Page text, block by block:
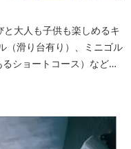
大人も子供も楽しめるキ
（滑り台有り）、ミニゴル
ショートコース）なども
あたります。